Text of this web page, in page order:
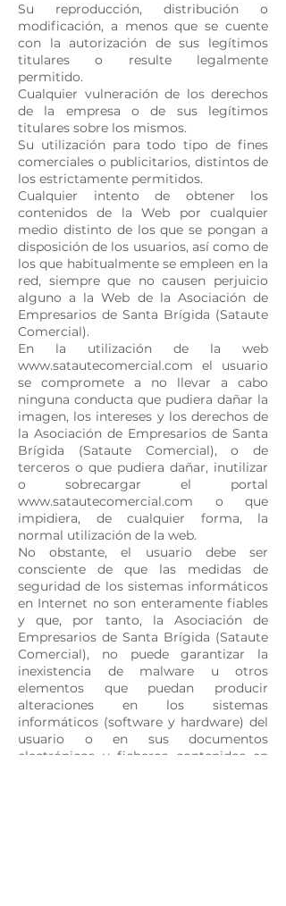
Su reproducción, distribución o
modificación, a menos que se cuente
con la autorización de sus legítimos
titulares o resulte legalmente
permitido.
Cualquier vulneración de los derechos
de la empresa o de sus legítimos
titulares sobre los mismos.
Su utilización para todo tipo de fines
comerciales o publicitarios, distintos de
los estrictamente permitidos.
Cualquier intento de obtener los
contenidos de la Web por cualquier
medio distinto de los que se pongan a
disposición de los usuarios, así como de
los que habitualmente se empleen en la
red, siempre que no causen perjuicio
alguno a la Web de la Asociación de
Empresarios de Santa Brígida (Sataute
Comercial).
En la utilización de la web
www.satautecomercial.com el usuario
se compromete a no llevar a cabo
ninguna conducta que pudiera dañar la
imagen, los intereses y los derechos de
la Asociación de Empresarios de Santa
Brígida (Sataute Comercial), o de
terceros o que pudiera dañar, inutilizar
o sobrecargar el portal
www.satautecomercial.com o que
impidiera, de cualquier forma, la
normal utilización de la web.
No obstante, el usuario debe ser
consciente de que las medidas de
seguridad de los sistemas informáticos
en Internet no son enteramente fiables
y que, por tanto, la Asociación de
Empresarios de Santa Brígida (Sataute
Comercial), no puede garantizar la
inexistencia de malware u otros
elementos que puedan producir
alteraciones en los sistemas
informáticos (software y hardware) del
usuario o en sus documentos
electrónicos y ficheros contenidos en